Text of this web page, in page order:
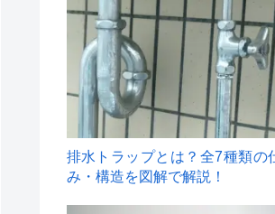
1
排水トラップとは？全7種類の
み・構造を図解で解説！